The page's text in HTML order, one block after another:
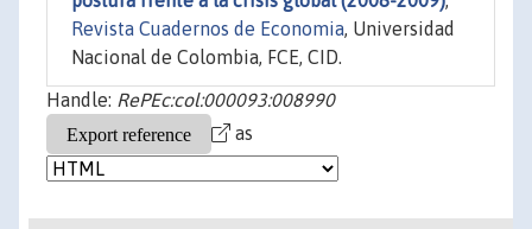
Revista Cuadernos de Economia, Universidad
Nacional de Colombia, FCE, CID.
Handle: RePEc:col:000093:008990
as